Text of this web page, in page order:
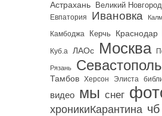
Астрахань Великий Новгород
Евпатория Ивановка
Камбоджа Керчь Краснодар
Куб.а ЛАОс Москва
Рязань Севастополь
Тамбов Херсон Элиста
видео мы снег
хроникиКарантина чб